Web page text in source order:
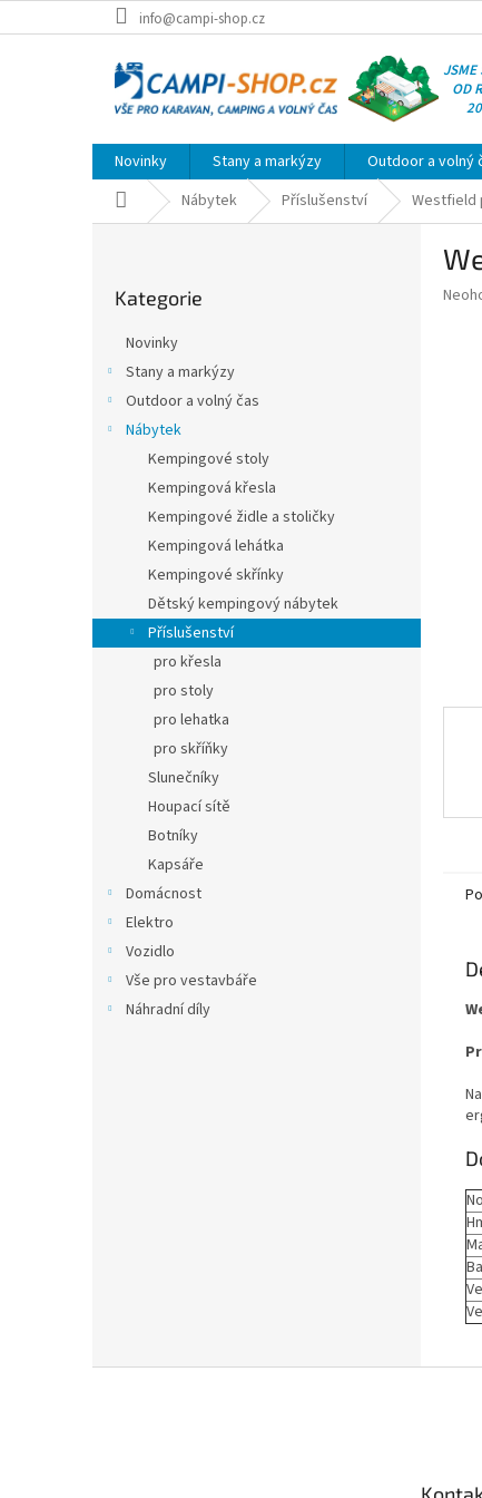
na
info@campi-shop.cz
JSME
OD
Novinky Stany a markýzy Outdoor a volný
Domů Nábytek Příslušenství Westfield
kategorie
Kategorie
Novinky
Stany a markýzy
Outdoor a volný čas
Nábytek
Kempingové stoly
Kempingová křesla
Kempingové židle a stoličky
Kempingová lehátka
Kempingové skřínky
Dětský kempingový nábytek
Příslušenství
pro křesla
pro stoly
pro lehatka
pro skříňky
Slunečníky
Houpací sítě
Botníky
Kapsáře
Domácnost
Elektro
Vozidlo
Vše pro vestavbáře
Náhradní díly